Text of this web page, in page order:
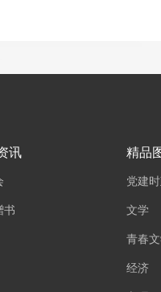
讯
书
精品
党建
文学
青春
经济